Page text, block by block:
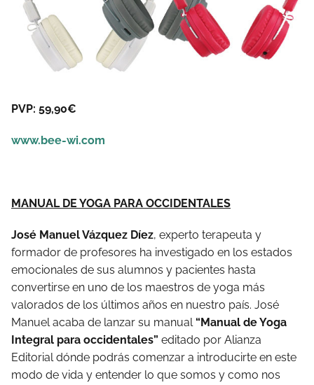
PVP: 59,90€
www.bee-wi.com
MANUAL DE YOGA PARA OCCIDENTALES
José Manuel Vázquez Díez, experto terapeuta y
formador de profesores ha investigado en los estados
emocionales de sus alumnos y pacientes hasta
convertirse en uno de los maestros de yoga más
valorados de los últimos años en nuestro país. José
Manuel acaba de lanzar su manual“Manual de Yoga
Integral para occidentales” editado por Alianza
Editorial dónde podrás comenzar a introducirte en este
modo de vida y entender lo que somos y como nos